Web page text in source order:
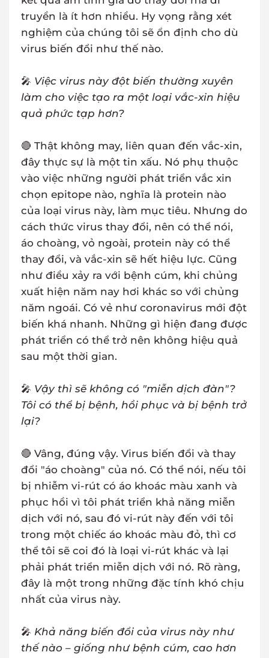
truyền là ít hơn nhiều. Hy vọng rằng xét
nghiệm của chúng tôi sẽ ổn định cho dù
virus biến đổi như thế nào.
🎤 Việc virus này đột biến thường xuyên
làm cho việc tạo ra một loại vắc-xin hiệu
quả phức tạp hơn?
🔴 Thật không may, liên quan đến vắc-xin,
đây thực sự là một tin xấu. Nó phụ thuộc
vào việc những người phát triển vắc xin
chọn epitope nào, nghĩa là protein nào
của loại virus này, làm mục tiêu. Nhưng do
cách thức virus thay đổi, nên có thể nói,
áo choàng, vỏ ngoài, protein này có thể
thay đổi, và vắc-xin sẽ hết hiệu lực. Cũng
như điều xảy ra với bệnh cúm, khi chủng
xuất hiện năm nay hơi khác so với chủng
năm ngoái. Có vẻ như coronavirus mới đột
biến khá nhanh. Những gì hiện đang được
phát triển có thể trở nên không hiệu quả
sau một thời gian.
🎤 Vậy thì sẽ không có "miễn dịch đàn"?
Tôi có thể bị bệnh, hồi phục và bị bệnh trở
lại?
🔴 Vâng, đúng vậy. Virus biến đổi và thay
đổi "áo choàng" của nó. Có thể nói, nếu tôi
bị nhiễm vi-rút có áo khoác màu xanh và
phục hồi vì tôi phát triển khả năng miễn
dịch với nó, sau đó vi-rút này đến với tôi
trong một chiếc áo khoác màu đỏ, thì cơ
thể tôi sẽ coi đó là loại vi-rút khác và lại
phải phát triển miễn dịch với nó. Rõ ràng,
đây là một trong những đặc tính khó chịu
nhất của virus này.
🎤 Khả năng biến đổi của virus này như
thế nào – giống như bệnh cúm, cao hơn